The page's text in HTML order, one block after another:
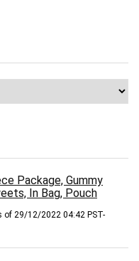
Package, Gummy
In Bag, Pouch
of 29/12/2022 04:42 PST-